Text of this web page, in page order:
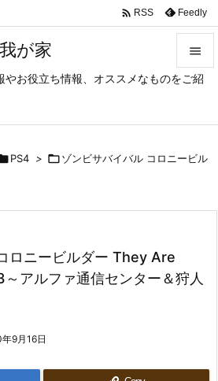
が家
やお役立ち情報、オススメなものをご紹




 RSS Feedly
PS4 > ゾンビサバイバル コロニービル
ロニービルダー They Are
アルファ通信センター＆狩人
9月16日